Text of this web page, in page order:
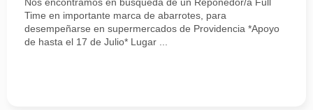
Time en importante marca de abarrotes, para
desempeñarse en supermercados de Providencia *Apoyo
de hasta el 17 de Julio* Lugar ...